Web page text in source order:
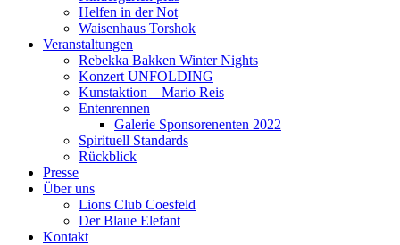
Helfen in der Not
Waisenhaus Torshok
Veranstaltungen
Rebekka Bakken Winter Nights
Konzert UNFOLDING
Kunstaktion – Mario Reis
Entenrennen
Galerie Sponsorenenten 2022
Spirituell Standards
Rückblick
Presse
Über uns
Lions Club Coesfeld
Der Blaue Elefant
Kontakt